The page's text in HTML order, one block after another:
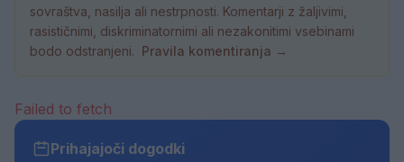
sovraštva, nasilja ali nestrpnosti. Komentarji z žaljivimi,
rasističnimi, diskriminatornimi ali nezakonitimi vsebinami
bodo odstranjeni. Pravila komentiranja →
Failed to fetch
Prihajajoči dogodki